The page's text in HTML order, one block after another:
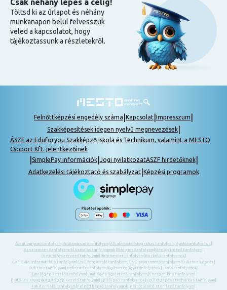
Csak néhány lépés a célig!
Töltsd ki az űrlapot és néhány
munkanapon belül felvesszük
veled a kapcsolatot, hogy
tájékoztassunk a részletekről.
Felnőttképzési engedély száma Kapcsolat Impresszum
Szakképesítések idegen nyelvű megnevezések|
ÁSZF az Eduforyou Szakképző Iskola és Technikum, valamint a MESTO
Csoport Kft. jelentkezőinek
SimplePay információk| Jogi nyilatkozatASZF hirdetőknek|
Adatkezelési tájékoztató és szabályzat| Képzési programok
Ácsállványozó tanfolyam| Adótanácsadó tanfolyam| Alkalmazott fotográfus tanfolyam| Ápoló tanfolyamok
Asszisztens tanfolyamok Asztalos tanfolyamok Bádogos tanfolyam| Bérügyintéző tanfolyam|
Biztonságszervező tanfolyam| Boncmester tanfolyam| Burkoló tanfolyamok
CAD-CAM informatikus tanfolyam| CNC forgácsoló tanfolyam| CNC programozó tanfolyam| Cukrász képzés
Cukrász tanfolyam| Dekoratőr tanfolyam| Egészségügyi tanfolyamok Eladó tanfolyamok
Emelőgép-kezelő tanfolyam Emelőgép-ügyintéző tanfolyam Energetikus tanfolyam
Építő- és anyagmozgató gép kezelő tanfolyam Építőipari tanfolyamok Épületgépész technikus tanfolyam
Fakitermelő tanfolyam Felnőttképző tanfolyamok Fertőtlenítő sterilező tanfolyam